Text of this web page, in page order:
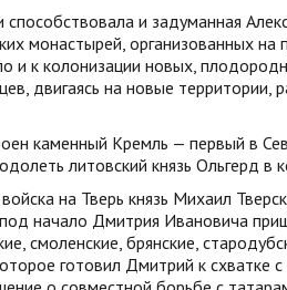
и задуманная
монастырей, организованных на
и к колонизации новых,
двигаясь на новые
каменный Кремль — первый в
литовский князь Ольгерд в
на Тверь князь Михаил
начало Дмитрия Ивановича
смоленские, брянские,
готовил Дмитрий к